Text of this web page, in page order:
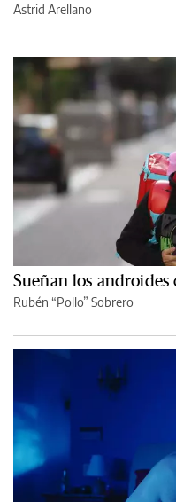
Astrid Arellano
Sueñan los androides
Rubén “Pollo” Sobrero